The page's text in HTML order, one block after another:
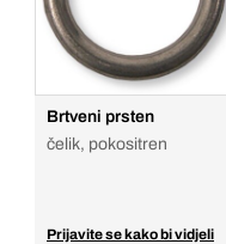
Brtveni prsten
čelik, pokositren
Prijavite se kako bi vidjeli